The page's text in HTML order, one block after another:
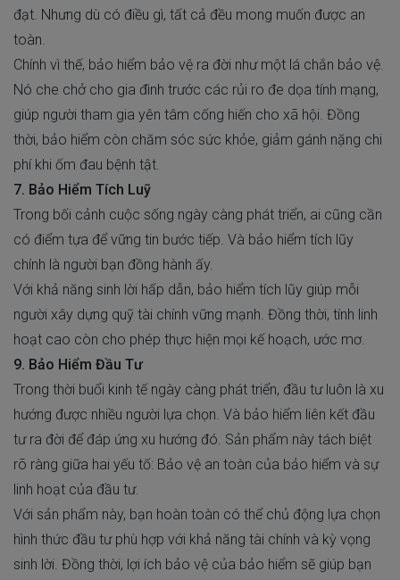
đạt. Nhưng dù có điều gì, tất cả đều mong muốn được an
toàn.
Chính vì thế, bảo hiểm bảo vệ ra đời như một lá chắn bảo vệ.
Nó che chở cho gia đình trước các rủi ro đe dọa tính mạng,
giúp người tham gia yên tâm cống hiến cho xã hội. Đồng
thời, bảo hiểm còn chăm sóc sức khỏe, giảm gánh nặng chi
phí khi ốm đau bệnh tật.
7. Bảo Hiểm Tích Luỹ
Trong bối cảnh cuộc sống ngày càng phát triển, ai cũng cần
có điểm tựa để vững tin bước tiếp. Và bảo hiểm tích lũy
chính là người bạn đồng hành ấy.
Với khả năng sinh lời hấp dẫn, bảo hiểm tích lũy giúp mỗi
người xây dựng quỹ tài chính vững mạnh. Đồng thời, tính linh
hoạt cao còn cho phép thực hiện mọi kế hoạch, ước mơ.
9. Bảo Hiểm Đầu Tư
Trong thời buổi kinh tế ngày càng phát triển, đầu tư luôn là xu
hướng được nhiều người lựa chọn. Và bảo hiểm liên kết đầu
tư ra đời để đáp ứng xu hướng đó. Sản phẩm này tách biệt
rõ ràng giữa hai yếu tố: Bảo vệ an toàn của bảo hiểm và sự
linh hoạt của đầu tư.
Với sản phẩm này, bạn hoàn toàn có thể chủ động lựa chọn
hình thức đầu tư phù hợp với khả năng tài chính và kỳ vọng
sinh lời. Đồng thời, lợi ích bảo vệ của bảo hiểm sẽ giúp bạn